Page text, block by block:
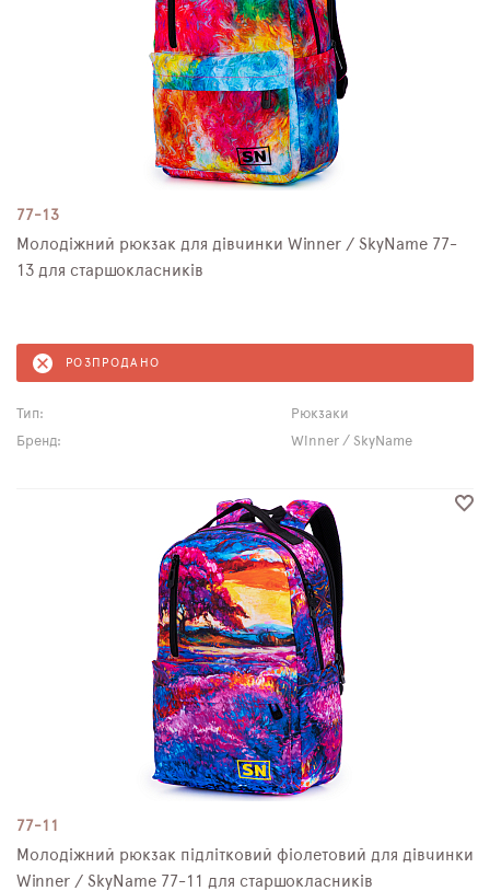
77-13
Молодіжний рюкзак для дівчинки Winner / SkyName 77-
13 для старшокласників
РОЗПРОДАНО
Тип:
Рюкзаки
Бренд:
Winner / SkyName
77-11
Молодіжний рюкзак підлітковий фіолетовий для дівчинки
Winner / SkyName 77-11 для старшокласників